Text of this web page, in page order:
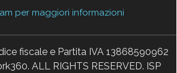
per maggiori informazioni
fiscale e Partita IVA 13868590962
ALL RIGHTS RESERVED. ISP